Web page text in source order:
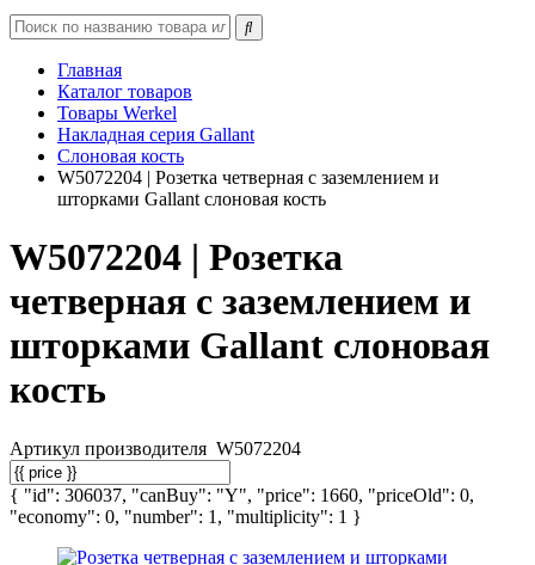
Главная
Каталог товаров
Товары Werkel
Накладная серия Gallant
Слоновая кость
W5072204 | Розетка четверная с заземлением и
шторками Gallant слоновая кость
W5072204 | Розетка
четверная с заземлением и
шторками Gallant слоновая
кость
Артикул производителя W5072204
{ "id": 306037, "canBuy": "Y", "price": 1660, "priceOld": 0,
"economy": 0, "number": 1, "multiplicity": 1 }